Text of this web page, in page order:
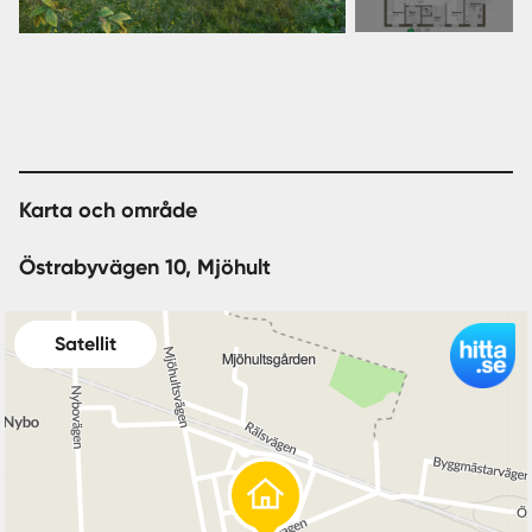
begränsat utrymme eller liten byggrätt? Då är Villa Ängö
smart hus där mycket ryms på liten yta.
och dessutom en klädkammare i anslutning till
sovrummet som efterfrågas av många. I de sociala
ytorna finns en vägg som skärmar av kök och
vardagsrum. Den väggen kan du välja att plocka bort för
att få en mer öppen planlösning. Ytterligare en smart
justering du kan göra är att sätta in en dörr till barn-och
ungdomsavdelningen eller göra en avskild del för dina
gäster.
Med ett stramare uttryck med indragen takfot och
bilder
Karta och område
Östrabyvägen 10, Mjöhult
Satellit